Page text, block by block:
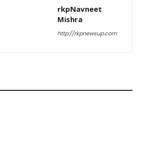
rkpNavneet
Mishra
http://rkpnewsup.com